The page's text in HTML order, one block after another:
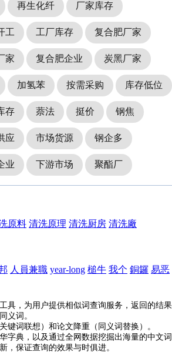
再生化纤 厂家库存
工 工厂库存 复合肥厂家
家 复合肥企业 炭黑厂家
加氢苯 按需采购 库存低位
存 萘法 挺价 钢焦
应 市场货源 钢企多
业 下游市场 聚酯厂
原料 清洗原理 清洗厨房 清洗廠
人員兼職 year-long 槌牛 我个 銅鑼 易恶
具，为用户提供相似词查询服务，返回的结果
义词。
键词联想）和论文降重（同义词替换）。
字典，以及通过全网数据挖掘出海量的中文词
，保证查询的效果与时俱进。